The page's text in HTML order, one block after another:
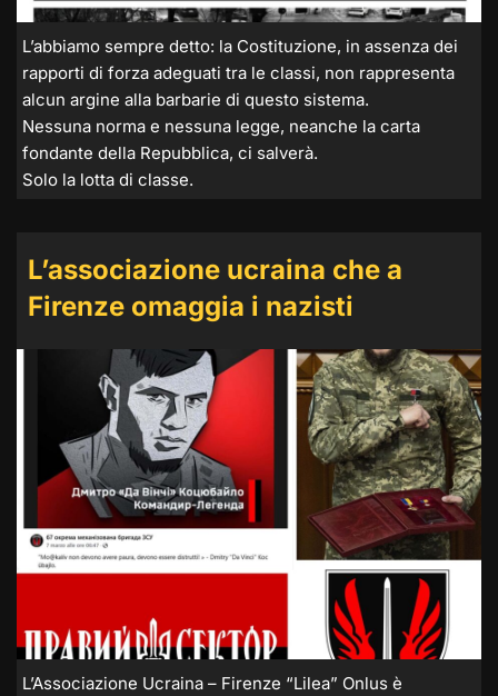
L’abbiamo sempre detto: la Costituzione, in assenza dei
rapporti di forza adeguati tra le classi, non rappresenta
alcun argine alla barbarie di questo sistema.
Nessuna norma e nessuna legge, neanche la carta
fondante della Repubblica, ci salverà.
Solo la lotta di classe.
L’associazione ucraina che a
Firenze omaggia i nazisti
L’Associazione Ucraina – Firenze “Lilea” Onlus è